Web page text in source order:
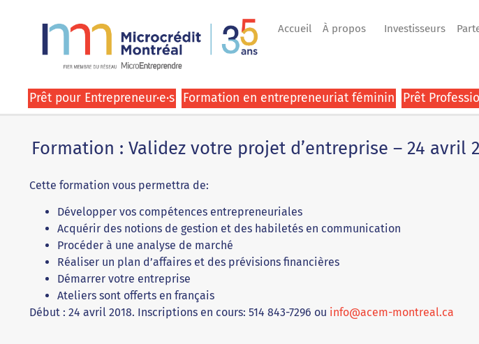
Accueil À propos Investisseurs
Prêt pour Entrepreneur·e·s Formation en entrepreneuriat féminin Prêt
Formation : Validez votre projet d’entreprise – 24 avril
Cette formation vous permettra de:
Développer vos compétences entrepreneuriales
Acquérir des notions de gestion et des habiletés en communication
Procéder à une analyse de marché
Réaliser un plan d’affaires et des prévisions financières
Démarrer votre entreprise
Ateliers sont offerts en français
Début : 24 avril 2018. Inscriptions en cours: 514 843-7296 ou info@acem-montreal.ca